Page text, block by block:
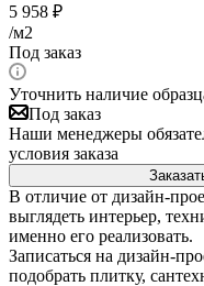
5 958 ₽
/м2
Под заказ
Уточнить наличие
Под заказ
Наши менеджеры
условия заказа
В отличие от дизайн-
выглядеть интерьер,
именно его реализовать.
Записаться на дизайн-
подобрать плитку,